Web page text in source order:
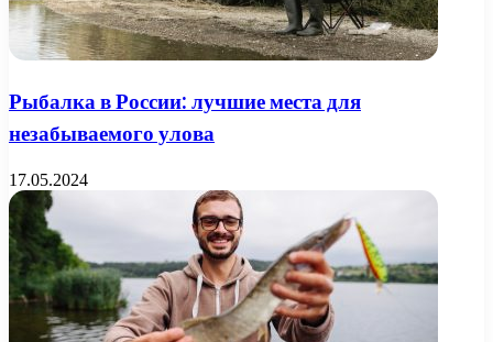
Рыбалка в России: лучшие места для
незабываемого улова
17.05.2024